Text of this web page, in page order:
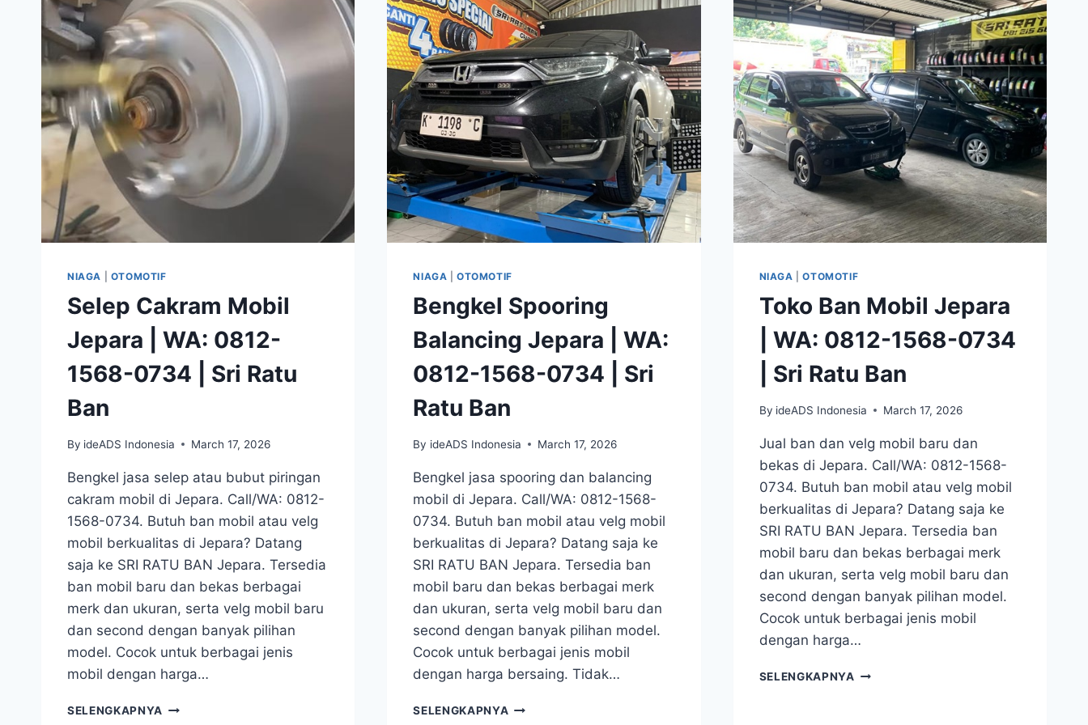
NIAGA OTOMOTIF
Selep Cakram Mobil
Jepara | WA: 0812-
1568-0734 | Sri Ratu
Ban
By ideADS Indonesia March 17, 2026
Bengkel jasa selep atau bubut piringan
cakram mobil di Jepara. Call/WA: 0812-
1568-0734. Butuh ban mobil atau velg
mobil berkualitas di Jepara? Datang
saja ke SRI RATU BAN Jepara. Tersedia
ban mobil baru dan bekas berbagai
merk dan ukuran, serta velg mobil baru
dan second dengan banyak pilihan
model. Cocok untuk berbagai jenis
mobil dengan harga…
SELENGKAPNYA SELEP
NIAGA |OTOMOTIF
Bengkel Spooring
Balancing Jepara | WA:
0812-1568-0734 | Sri
Ratu Ban
By ideADS Indonesia March 17, 2026
Bengkel jasa spooring dan balancing
mobil di Jepara. Call/WA: 0812-1568-
0734. Butuh ban mobil atau velg mobil
berkualitas di Jepara? Datang saja ke
SRI RATU BAN Jepara. Tersedia ban
mobil baru dan bekas berbagai merk
dan ukuran, serta velg mobil baru dan
second dengan banyak pilihan model.
Cocok untuk berbagai jenis mobil
dengan harga bersaing. Tidak…
SELENGKAPNYA BENGKEL
NIAGA |OTOMOTIF
Toko Ban Mobil Jepara
| WA: 0812-1568-0734
| Sri Ratu Ban
By ideADS Indonesia March 17, 2026
Jual ban dan velg mobil baru dan
bekas di Jepara. Call/WA: 0812-1568-
0734. Butuh ban mobil atau velg mobil
berkualitas di Jepara? Datang saja ke
SRI RATU BAN Jepara. Tersedia ban
mobil baru dan bekas berbagai merk
dan ukuran, serta velg mobil baru dan
second dengan banyak pilihan model.
Cocok untuk berbagai jenis mobil
dengan harga…
SELENGKAPNYA TOKO